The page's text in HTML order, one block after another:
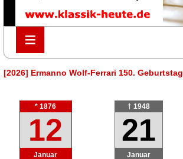
≡
≡
[2026] Ermanno Wolf-Ferrari 150. Geburtstag
* 1876
12
Januar
† 1948
21
Januar